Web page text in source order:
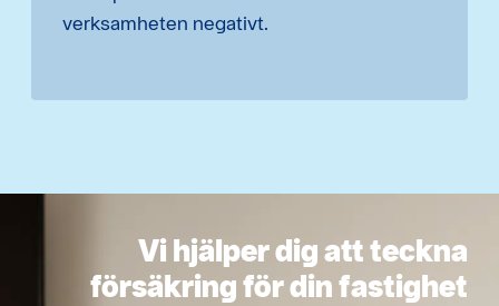
verksamheten negativt.
Vi hjälper dig att teckna
försäkring för din fastighet